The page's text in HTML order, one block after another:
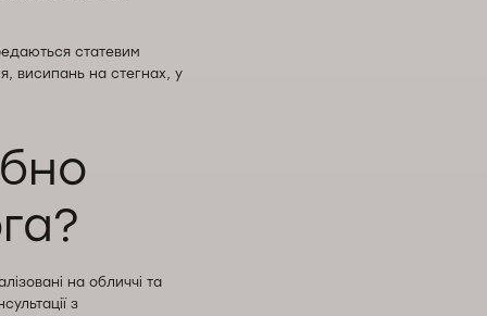
статевим
висипань на стегнах, у
на обличчі та
з